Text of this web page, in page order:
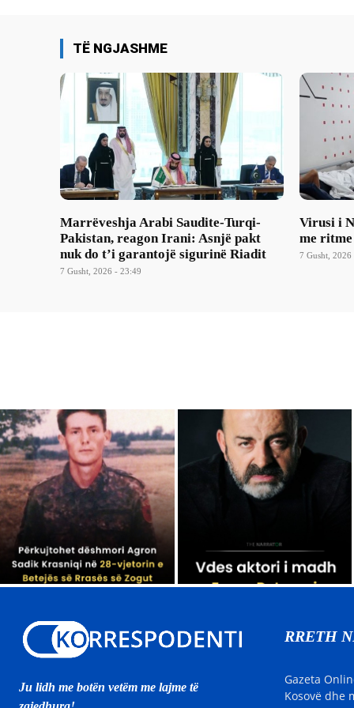
TË NGJASHME
Marrëveshja Arabi Saudite-Turqi-
Pakistan, reagon Irani: Asnjë pakt
nuk do t’i garantojë sigurinë Riadit
7 Gusht, 2026 - 23:49
Virusi i
me ritme
7 Gusht, 2026
Ju lidh me botën vetëm me lajme të
RRETH
Gazeta
Kosovë dhe